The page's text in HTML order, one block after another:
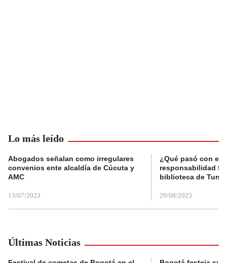
Lo más leído
Abogados señalan como irregulares
convenios ente alcaldía de Cúcuta y
AMC
13/07/2023
¿Qué pasó con el
responsabilidad
biblioteca de
29/08/2023
Últimas Noticias